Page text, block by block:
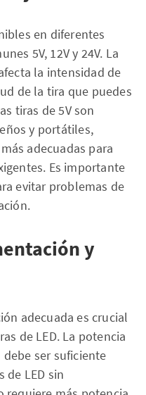
en diferentes
5V, 12V y 24V. La
la intensidad de
de la tira que puedes
tiras de 5V son
y portátiles,
adecuadas para
Es importante
evitar problemas de
y
adecuada es crucial
de LED. La potencia
ser suficiente
de LED sin